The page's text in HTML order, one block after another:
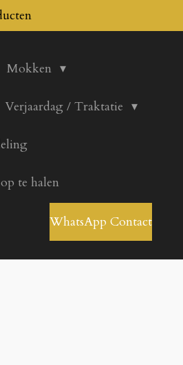
Mokken
Verjaardag / Traktatie
te halen
WhatsApp Contact